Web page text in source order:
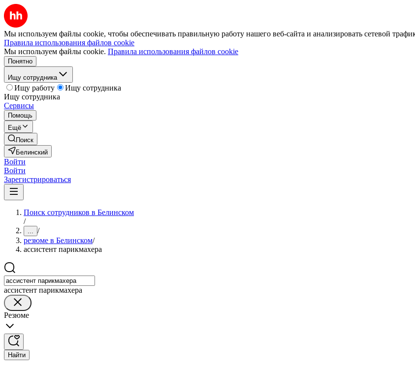
Мы используем файлы cookie, чтобы обеспечивать правильную работу нашего веб-сайта и анализировать сетевой
Правила использования файлов cookie
Мы используем файлы cookie. Правила использования файлов cookie
Понятно
Ищу сотрудника
Ищу работу
Ищу сотрудника
Ищу сотрудника
Сервисы
Помощь
Ещё
Поиск
Белинский
Войти
Войти
Зарегистрироваться
Поиск сотрудников в Белинском
/
... /
резюме в Белинском/
ассистент парикмахера
ассистент парикмахера
Резюме
Найти